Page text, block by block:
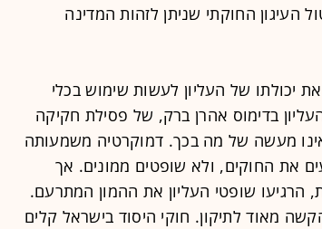
העיגון החוקתי שניתן לזהות המדינה
של העליון לעשות שימוש בכלי
בדימוס אהרן ברק, של פסילת חקיקה
מעשה של מה בכך. דמוקרטיה משמעותה
את החוקים, ולא שופטים ממונים. אך
הרגיעו שופטי העליון את ההמון המתרעם.
מאוד לתיקון. חוקי היסוד בישראל קלים